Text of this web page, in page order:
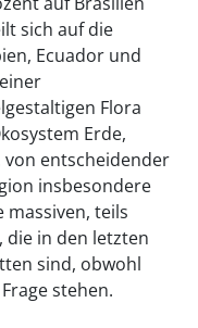
sich auf die
Ecuador und
Flora
Erde,
entscheidender
insbesondere
massiven, teils
die in den letzten
sind, obwohl
stehen.